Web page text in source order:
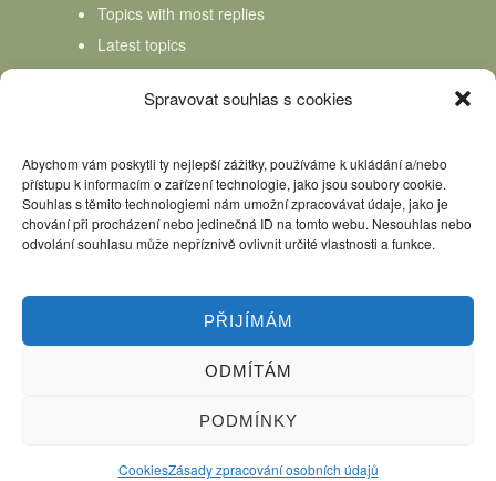
Spravovat souhlas s cookies
Abychom vám poskytli ty nejlepší zážitky, používáme k ukládání a/nebo
přístupu k informacím o zařízení technologie, jako jsou soubory cookie.
Souhlas s těmito technologiemi nám umožní zpracovávat údaje, jako je
chování při procházení nebo jedinečná ID na tomto webu. Nesouhlas nebo
odvolání souhlasu může nepříznivě ovlivnit určité vlastnosti a funkce.
PŘIJÍMÁM
ODMÍTÁM
PODMÍNKY
CookiesZásady zpracování osobních údajů
Topics with most replies
Latest topics
Topics Freshness
Kniha Domácí mlékař Nápověda